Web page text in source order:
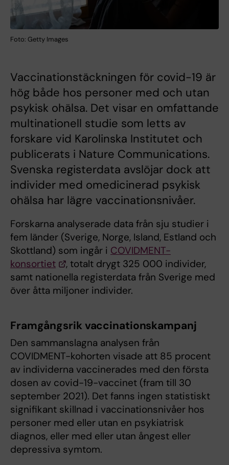
Foto: Getty Images
Vaccinationstäckningen för covid-19 är
hög både hos personer med och utan
psykisk ohälsa. Det visar en omfattande
multinationell studie som letts av
forskare vid Karolinska Institutet och
publicerats i Nature Communications.
Svenska registerdata avslöjar dock att
individer med omedicinerad psykisk
ohälsa har lägre vaccinationsnivåer.
Forskarna analyserade data från sju studier i
fem länder (Sverige, Norge, Island, Estland och
Skottland) som ingår i COVIDMENT-
konsortiet
, totalt drygt 325 000 individer,
samt nationella registerdata från Sverige med
över åtta miljoner individer.
Framgångsrik vaccinationskampanj
Den sammanslagna analysen från
COVIDMENT-kohorten visade att 85 procent
av individerna vaccinerades med den första
dosen av covid-19-vaccinet (fram till 30
september 2021). Det fanns ingen statistiskt
signifikant skillnad i vaccinationsnivåer hos
personer med eller utan en psykiatrisk
diagnos, eller med eller utan ångest eller
depressiva symtom.